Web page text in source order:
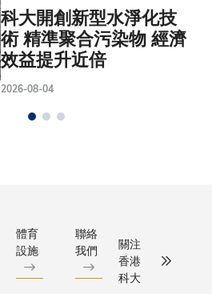
科大開創新型水淨化技
術 精準聚合污染物 經濟
效益提升近倍
2026-08-04
體育
設施
聯絡
我們
關注
香港
科大